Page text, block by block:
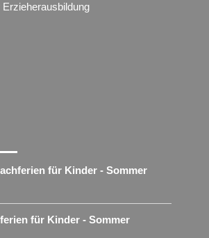
für Kinder - Sommer
für Kinder - Sommer